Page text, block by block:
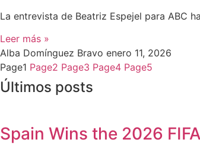
La entrevista de Beatriz Espejel para ABC
Leer más »
Alba Domínguez Bravo enero 11, 2026
Page1 Page2 Page3 Page4 Page5
Últimos posts
Spain Wins the 2026